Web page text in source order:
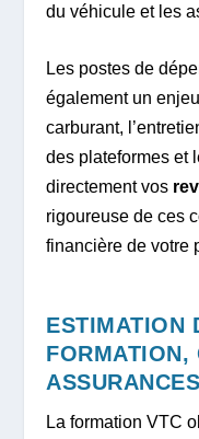
du véhicule et les
Les postes de
également un
carburant,
des plateformes et
directement vos
rigoureuse de ces
financière de votre
ESTIMATION
FORMATION,
ASSURANCES
La formation VTC